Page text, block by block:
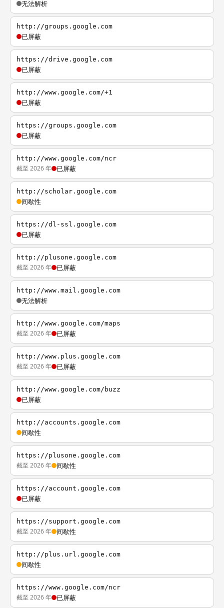
无法解析
http://groups.google.com
已屏蔽
https://drive.google.com
已屏蔽
http://www.google.com/+1
已屏蔽
https://groups.google.com
已屏蔽
http://www.google.com/ncr
截至 2026 年 已屏蔽
http://scholar.google.com
间歇性
https://dl-ssl.google.com
已屏蔽
http://plusone.google.com
截至 2026 年 已屏蔽
http://www.mail.google.com
无法解析
http://www.google.com/maps
截至 2026 年 已屏蔽
http://www.plus.google.com
截至 2026 年 已屏蔽
http://www.google.com/buzz
已屏蔽
http://accounts.google.com
间歇性
https://plusone.google.com
截至 2026 年 间歇性
https://account.google.com
已屏蔽
https://support.google.com
截至 2026 年 间歇性
http://plus.url.google.com
间歇性
https://www.google.com/ncr
截至 2026 年 已屏蔽